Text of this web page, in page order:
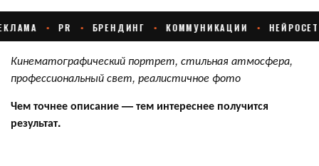
Кинематографический портрет, стильная атмосфера,
профессиональный свет, реалистичное фото
Чем точнее описание — тем интереснее получится
результат.